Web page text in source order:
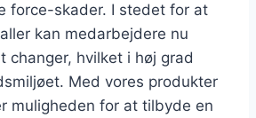
force-skader. I stedet for at
kan medarbejdere nu
changer, hvilket i høj grad
Med vores produkter
muligheden for at tilbyde en